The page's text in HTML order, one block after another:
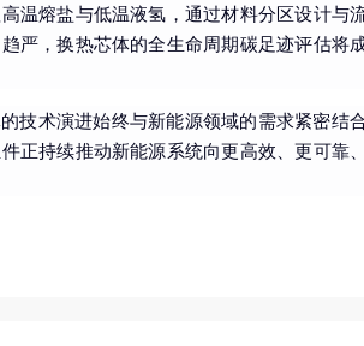
温熔盐与低温液氢，通过材料分区设计与
严，换热芯体的全生命周期碳足迹评估将
技术演进始终与新能源领域的需求紧密结
正持续推动新能源系统向更高效、更可靠